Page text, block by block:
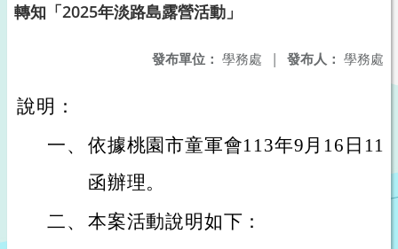
轉知「2025年淡路島露營活動」
發布人： 學務處
發布單位： 學務處 |
說明：
一、 依據桃園市童軍會113年9月16日
函辦理。
二、 本案活動說明如下：